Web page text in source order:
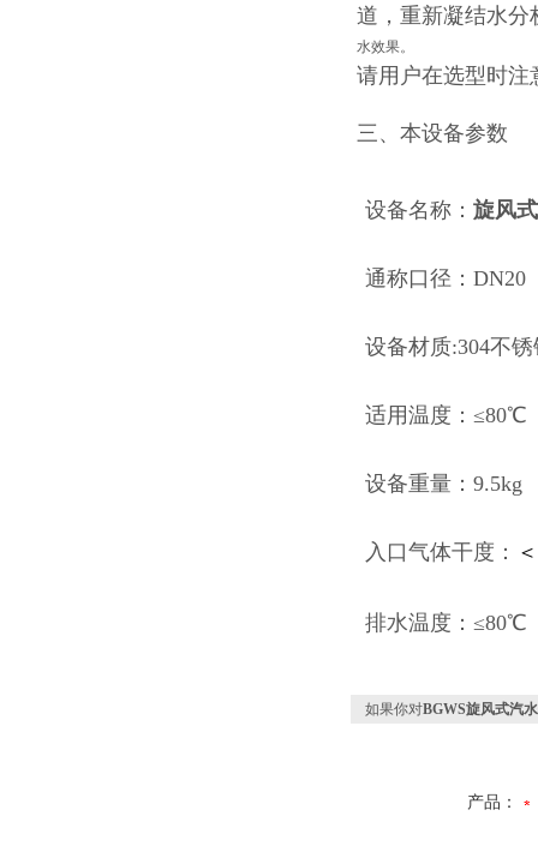
道，重新凝结水分
水效果。
请用户在选型时注
三、本设备参数
设备名称：旋风
通称口径：DN20
设备材质:304不锈
适用温度：≤80℃
设备重量：9.5kg
入口气体干度：
排水温度：≤80℃
如果你对BGWS旋风式汽
产品：